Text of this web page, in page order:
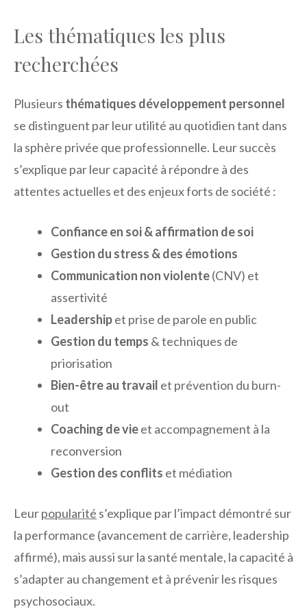
Les thématiques les plus
recherchées
Plusieurs thématiques développement personnel
se distinguent par leur utilité au quotidien tant dans
la sphère privée que professionnelle. Leur succès
s’explique par leur capacité à répondre à des
attentes actuelles et des enjeux forts de société :
Confiance en soi & affirmation de soi
Gestion du stress & des émotions
Communication non violente(CNV) et
assertivité
Leadershipet prise de parole en public
Gestion du temps & techniques de
priorisation
Bien-être au travail et prévention du burn-
out
Coaching de vieet accompagnement à la
reconversion
Gestion des conflits et médiation
Leurpopularité s’explique par l’impact démontré sur
la performance (avancement de carrière, leadership
affirmé), mais aussi sur la santé mentale, la capacité à
s’adapter au changement et à prévenir les risques
psychosociaux.